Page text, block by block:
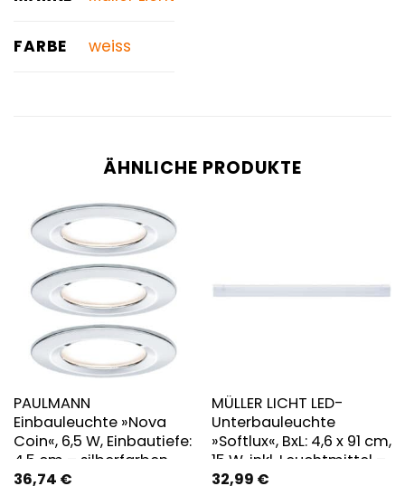
FARBE weiss
ÄHNLICHE PRODUKTE
PAULMANN
Einbauleuchte »Nova
Coin«, 6,5 W, Einbautiefe:
4,5 cm – silberfarben
36,74 €
MÜLLER LICHT LED-
Unterbauleuchte
»Softlux«, BxL: 4,6 x 91 cm,
15 W, inkl. Leuchtmittel –
silberfarben
32,99 €